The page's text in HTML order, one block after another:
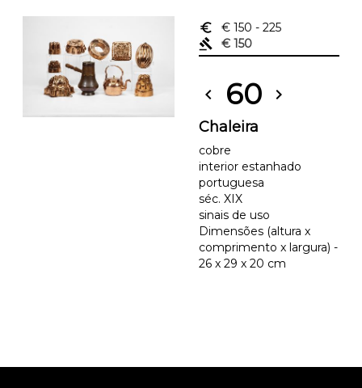
euro_symbol € 150 - 225
gavel
€ 150
chevron_left 60 chevron_right
Chaleira
cobre
interior estanhado
portuguesa
séc. XIX
sinais de uso
Dimensões (altura x
comprimento x largura) -
26 x 29 x 20 cm